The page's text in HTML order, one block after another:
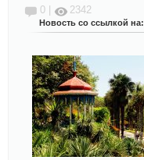
0 |
2342
Новость со ссылкой на: